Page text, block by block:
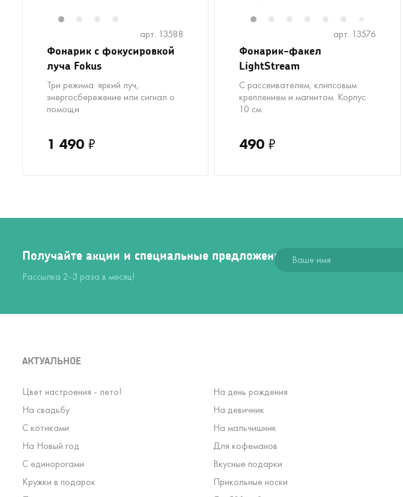
арт. 13588
Фонарик с фокусировкой
луча Fokus
Три режима: яркий луч,
энергосбережение или сигнал о
помощи
1 490 ₽
арт. 13576
Фонарик-факел
LightStream
С рассеивателем, клипсовым
креплением и магнитом. Корпус
10 см
490 ₽
Получайте акции и специальные предложения
Рассылка 2-3 раза в месяц!
АКТУАЛЬНОЕ
Цвет настроения - лето!
На день рождения
На свадьбу
На девичник
С котиками
На мальчишник
На Новый год
Для кофеманов
С единорогами
Вкусные подарки
Кружки в подарок
Прикольные носки